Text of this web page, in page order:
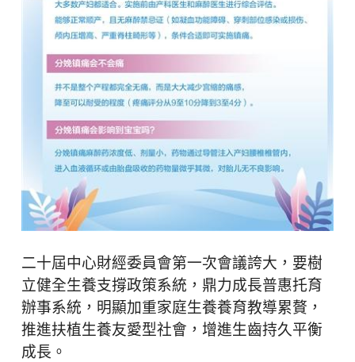
二十屆中心財經委員會第一次會議誇大，要樹
立健全生養支撐政策系統，鼎力成長普惠托育
辦事系統，明顯加重家庭生養養育教導累贅，
推進扶植生養友愛型社會，增進生齒持久平衡
成長。